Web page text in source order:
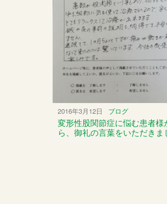
2016年3月12日 ブログ
変形性股関節症に悩む患者様
ら、御礼の言葉をいただきま